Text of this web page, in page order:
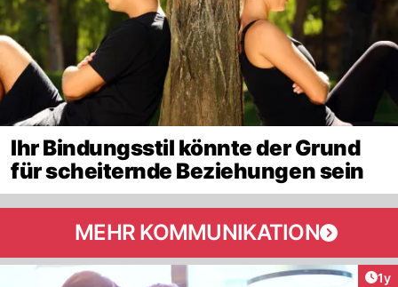
Ihr Bindungsstil könnte der Grund
für scheiternde Beziehungen sein
MEHR KOMMUNIKATION
1y